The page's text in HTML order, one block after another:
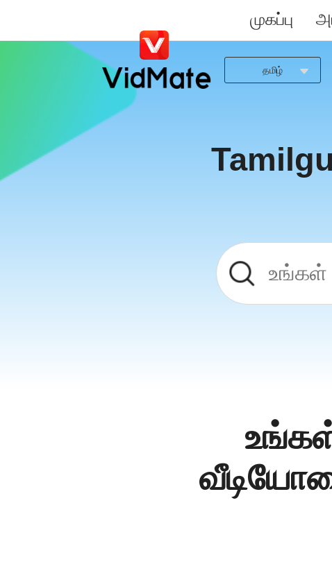
முகப்பு
தமிழ்
Español
Русский
Türkçe
日本語
العربية
हिंदी
Malaysia
Việt Nam
ภาษาไทย